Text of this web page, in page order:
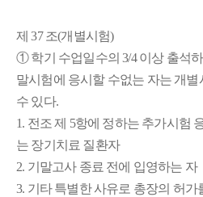
제 37 조(개별시험)
① 학기 수업일수의 3/4 이상 출석
말시험에 응시할 수없는 자는 개
수 있다.
1. 전조 제 5항에 정하는 추가시험
는 장기치료 질환자
2. 기말고사 종료 전에 입영하는 자
3. 기타 특별한 사유로 총장의 허가